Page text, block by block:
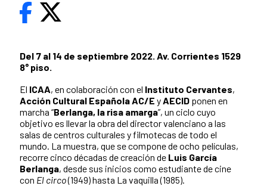
Del 7 al 14 de septiembre 2022. Av. Corrientes 1529
8° piso.
El ICAA, en colaboración con el Instituto Cervantes,
Acción Cultural Española AC/E y AECID ponen en
marcha “Berlanga, la risa amarga”, un ciclo cuyo
objetivo es llevar la obra del director valenciano a las
salas de centros culturales y filmotecas de todo el
mundo. La muestra, que se compone de ocho películas,
recorre cinco décadas de creación de Luis García
Berlanga, desde sus inicios como estudiante de cine
con El circo(1949) hasta La vaquilla (1985).